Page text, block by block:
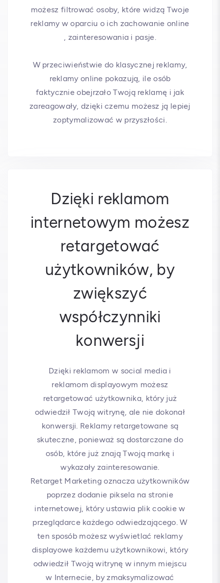
możesz filtrować osoby, które widzą Twoje
reklamy w oparciu o ich zachowanie online
, zainteresowania i pasje.
W przeciwieństwie do klasycznej reklamy,
reklamy online pokazują, ile osób
faktycznie obejrzało Twoją reklamę i jak
zareagowały, dzięki czemu możesz ją lepiej
zoptymalizować w przyszłości.
Dzięki reklamom
internetowym możesz
retargetować
użytkowników, by
zwiększyć
współczynniki
konwersji
Dzięki reklamom w social media i
reklamom displayowym możesz
retargetować użytkownika, który już
odwiedził Twoją witrynę, ale nie dokonał
konwersji. Reklamy retargetowane są
skuteczne, ponieważ są dostarczane do
osób, które już znają Twoją markę i
wykazały zainteresowanie.
Retarget Marketing oznacza użytkowników
poprzez dodanie piksela na stronie
internetowej, który ustawia plik cookie w
przeglądarce każdego odwiedzającego. W
ten sposób możesz wyświetlać reklamy
displayowe każdemu użytkownikowi, który
odwiedził Twoją witrynę w innym miejscu
w Internecie, by zmaksymalizować